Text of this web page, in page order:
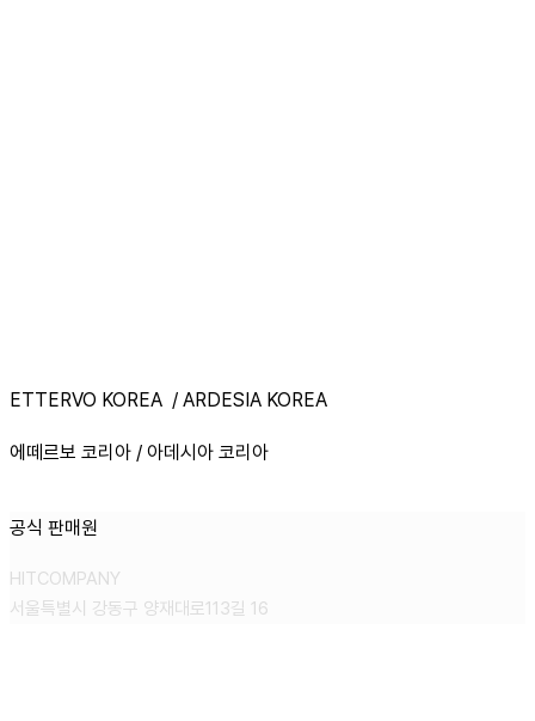
ETTERVO KOREA / ARDESIA KOREA
에떼르보 코리아 / 아데시아 코리아
공식 판매원
HITCOMPANY
서울특별시 강동구 양재대로113길 16